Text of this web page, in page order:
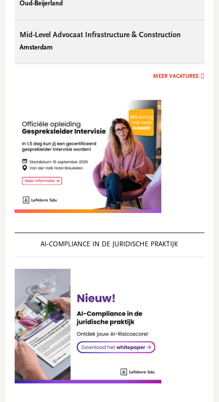
Oud-Beijerland
Mid-Level Advocaat Infrastructure & Construction
Amsterdam
MEER VACATURES
AI‑COMPLIANCE IN DE JURIDISCHE PRAKTIJK